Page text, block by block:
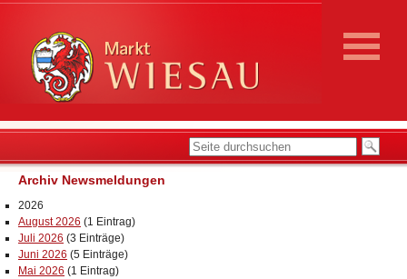
Archiv Newsmeldungen
2026
August 2026 (1 Eintrag)
Juli 2026 (3 Einträge)
Juni 2026 (5 Einträge)
Mai 2026 (1 Eintrag)